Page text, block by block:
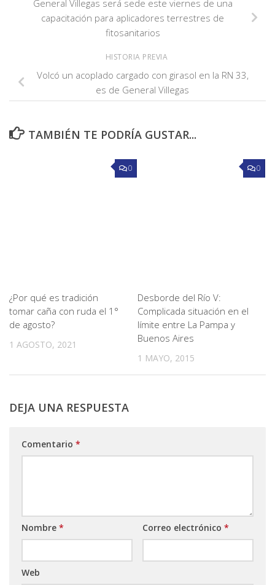
General Villegas será sede este viernes de una
capacitación para aplicadores terrestres de
fitosanitarios
HISTORIA PREVIA
Volcó un acoplado cargado con girasol en la RN 33,
es de General Villegas
TAMBIÉN TE PODRÍA GUSTAR...
0
¿Por qué es tradición
tomar caña con ruda el 1°
de agosto?
1 AGOSTO, 2021
0
Desborde del Río V:
Complicada situación en el
límite entre La Pampa y
Buenos Aires
1 MAYO, 2015
DEJA UNA RESPUESTA
Comentario *
Nombre * Correo electrónico *
Web